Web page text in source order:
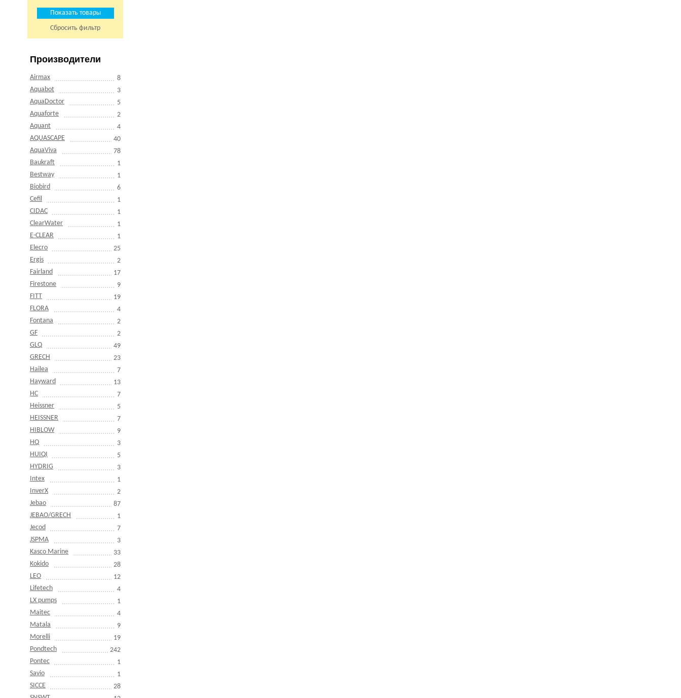
Сбросить фильтр
Производители
Airmax
8
Aquabot
3
AquaDoctor
5
Aquaforte
2
Aquant
4
AQUASCAPE
40
AquaViva
78
Baukraft
1
Bestway
1
Biobird
6
Cefil
1
CIDAC
1
ClearWater
1
E-CLEAR
1
Elecro
25
Ergis
2
Fairland
17
Firestone
9
FITT
19
FLORA
4
Fontana
2
GF
2
GLQ
49
GRECH
23
Hailea
7
Hayward
13
HC
7
Heissner
5
HEISSNER
7
HIBLOW
9
HQ
3
HUIQI
5
HYDRIG
3
Intex
1
InverX
2
Jebao
87
JEBAO/GRECH
1
Jecod
7
JSPMA
3
Kasco Marine
33
Kokido
28
LEO
12
Lifetech
4
LX pumps
1
Maitec
4
Matala
9
Morelli
19
Pondtech
242
Pontec
1
Savio
1
SICCE
28